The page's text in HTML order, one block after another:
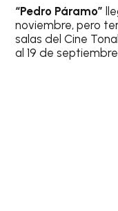
“Pedro Páramo”
noviembre, pero
salas del Cine
al 19 de